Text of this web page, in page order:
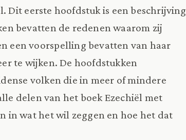
Dit eerste hoofdstuk is een beschrijving
bevatten de redenen waarom zij
een voorspelling bevatten van haar
te wijken. De hoofdstukken
volken die in meer of mindere
delen van het boek Ezechiël met
in wat het wil zeggen en hoe het dat